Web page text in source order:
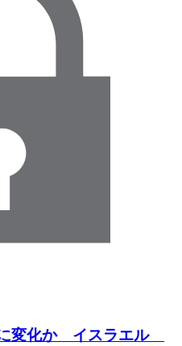
変化か イスラエル